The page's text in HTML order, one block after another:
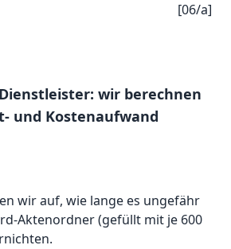
[06/a]
wir berechnen
und Kostenaufwand
wir auf, wie lange es ungefähr
Aktenordner (gefüllt mit je 600